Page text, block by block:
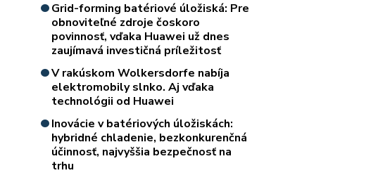
Grid-forming batériové úložiská: Pre
obnoviteľné zdroje čoskoro
povinnosť, vďaka Huawei už dnes
zaujímavá investičná príležitosť
V rakúskom Wolkersdorfe nabíja
elektromobily slnko. Aj vďaka
technológii od Huawei
Inovácie v batériových úložiskách:
hybridné chladenie, bezkonkurenčná
účinnosť, najvyššia bezpečnosť na
trhu